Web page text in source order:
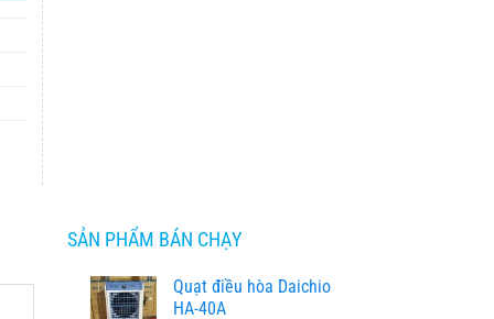
SẢN PHẨM BÁN CHẠY
Quạt điều hòa Daichio
HA-40A